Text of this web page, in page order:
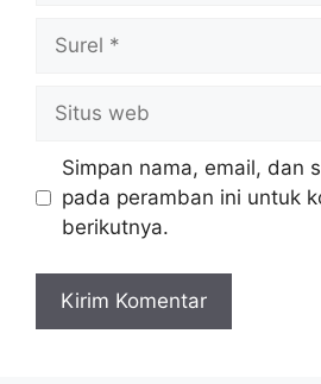
Surel
Situs
web
Simpan nama, email, dan
pada peramban ini untuk
berikutnya.